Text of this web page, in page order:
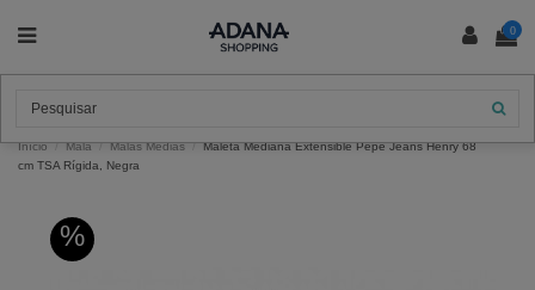
0
Início Mala Malas Médias
Maleta Mediana Extensible Pepe Jeans Henry 68
cm TSA Rígida, Negra
%